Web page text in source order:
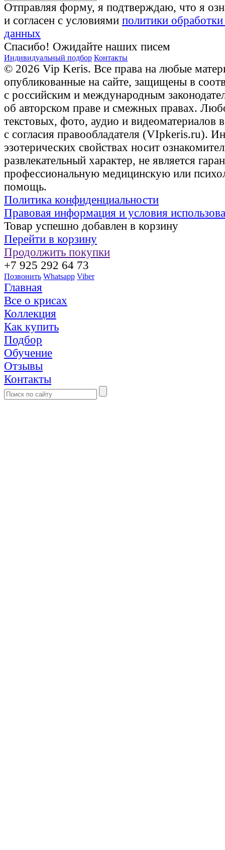
Отправляя форму, я подтверждаю, что я
и согласен с условиями политики
данных
Спасибо! Ожидайте наших писем
Индивидуальный подбор Контакты
© 2026 Vip Keris. Все права на любые
опубликованные на сайте, защищены в
с российским и международным
об авторском праве и смежных правах.
текстовых, фото, аудио и видеоматериалов
с согласия правообладателя (VIpkeris.ru).
эзотерических свойствах носит
развлекательный характер, не является
профессиональную медицинскую или
помощь.
Политика конфиденциальности
Правовая информация и условия
Товар успешно добавлен в корзину
Перейти в корзину
Продолжить покупки
+7 925 292 64 73
Позвонить Whatsapp Viber
Главная
Все о крисах
Коллекция
Как купить
Подбор
Обучение
Отзывы
Контакты